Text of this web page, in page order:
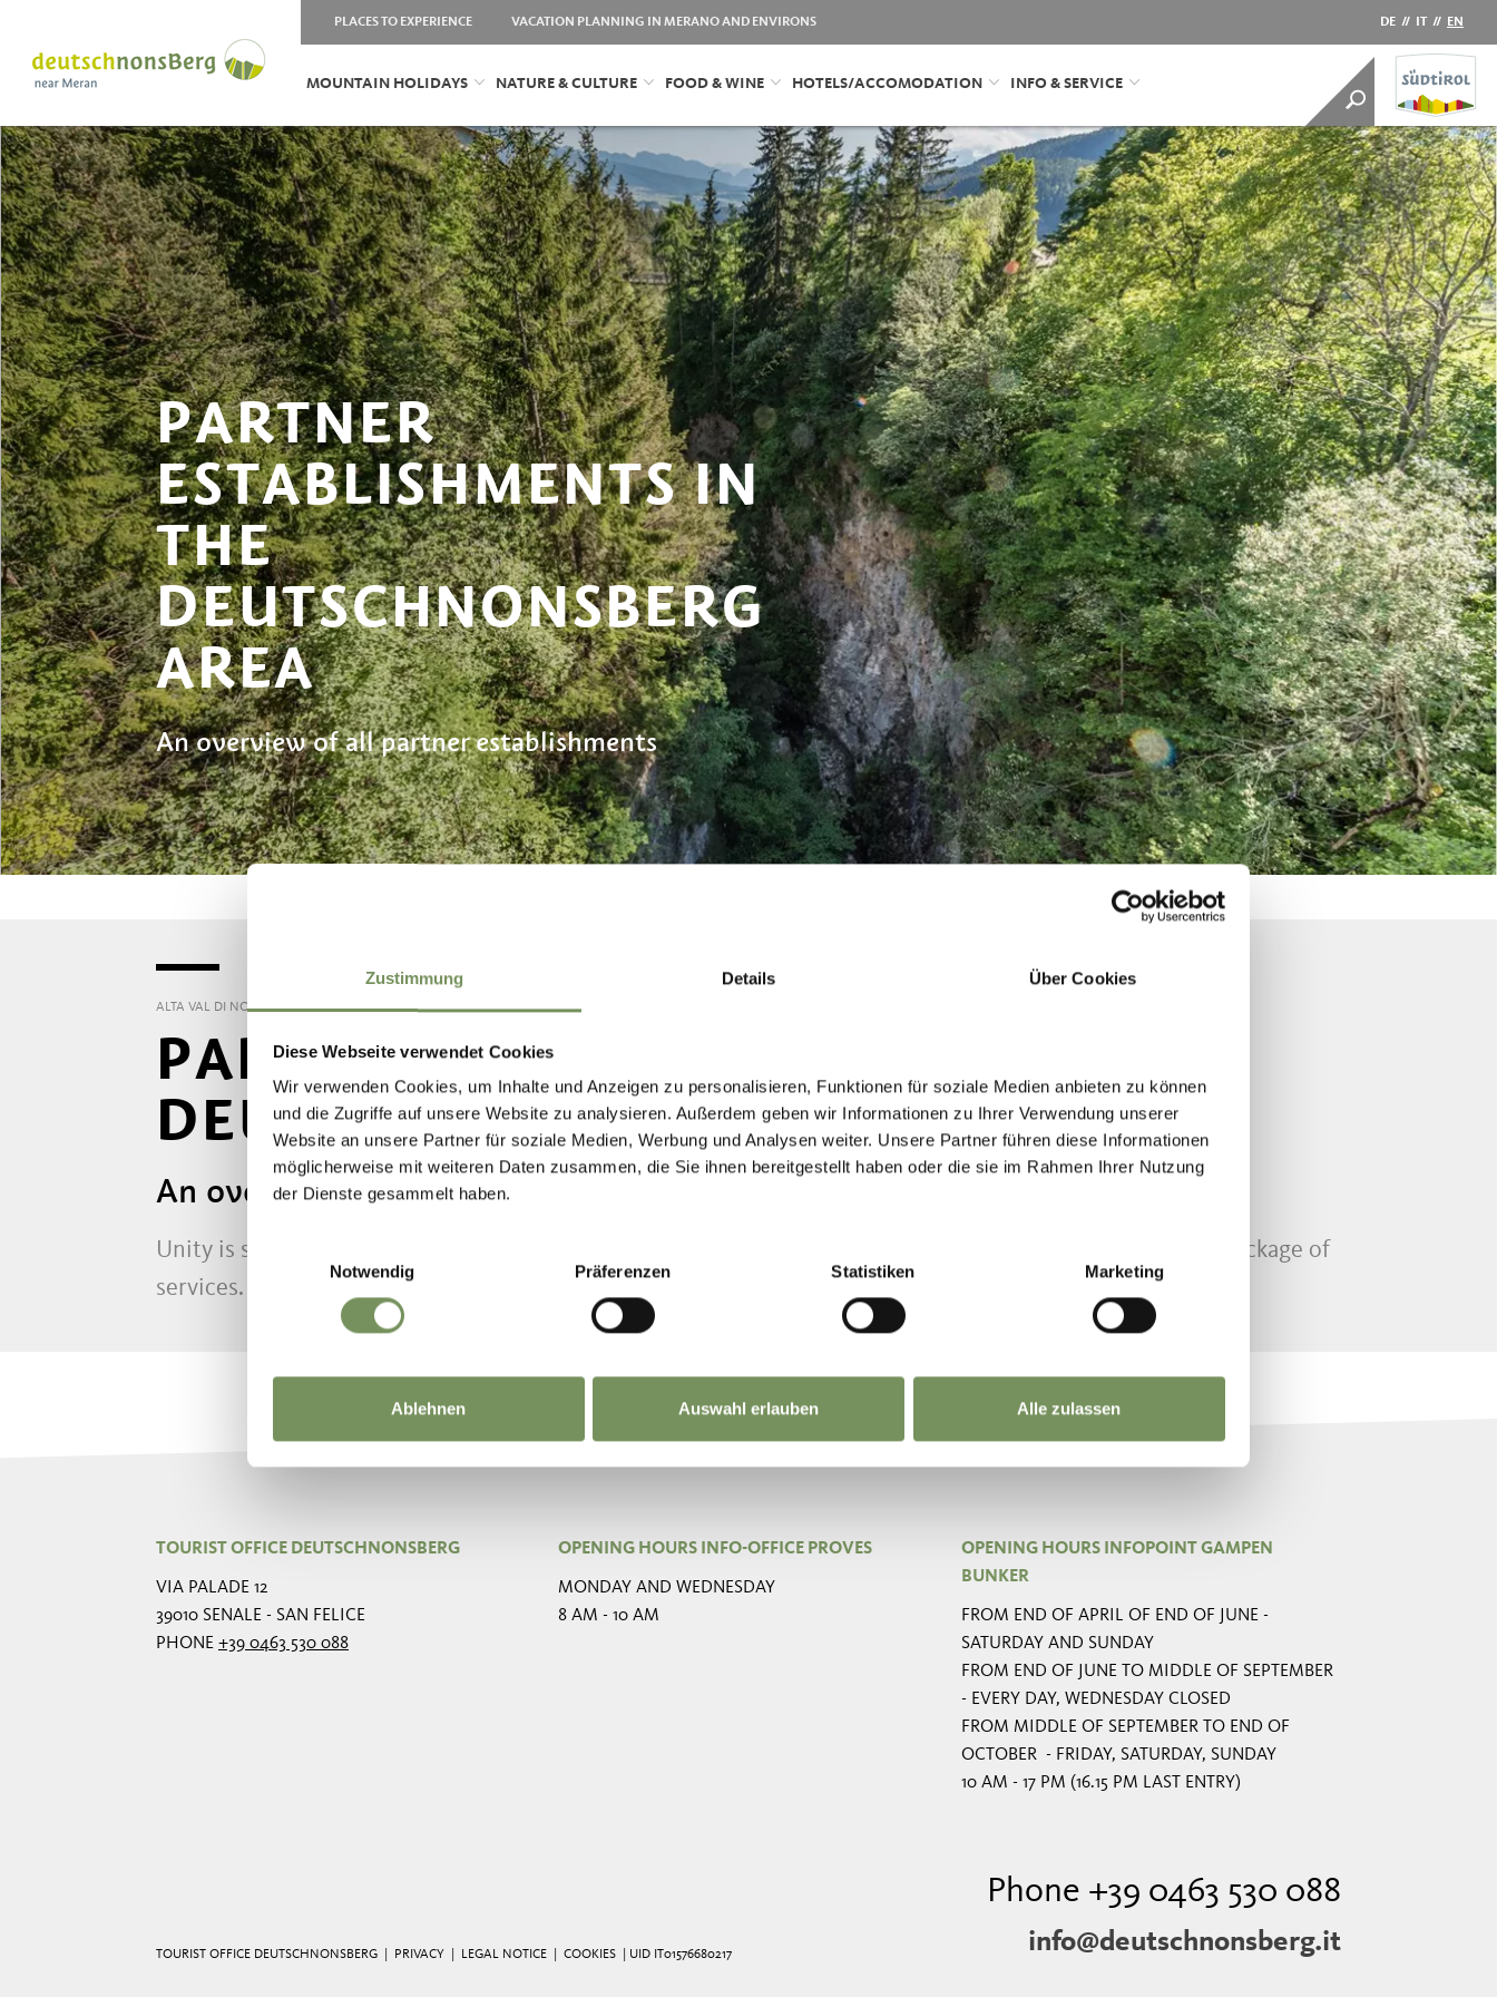
Zustimmung Details Über Cookies
Diese Webseite verwendet Cookies
Wir verwenden Cookies, um Inhalte und Anzeigen zu personalisieren, Funktionen für soziale Medien anbieten zu können
und die Zugriffe auf unsere Website zu analysieren. Außerdem geben wir Informationen zu Ihrer Verwendung unserer
Website an unsere Partner für soziale Medien, Werbung und Analysen weiter. Unsere Partner führen diese Informationen
möglicherweise mit weiteren Daten zusammen, die Sie ihnen bereitgestellt haben oder die sie im Rahmen Ihrer Nutzung
der Dienste gesammelt haben.
Einwilligungsauswahl
Notwendig
Präferenzen Statistiken Marketing
Ablehnen Auswahl erlauben Alle zulassen
PLACES TO EXPERIENCE VACATION PLANNING IN MERANO AND ENVIRONS DE // IT // EN
MOUNTAIN HOLIDAYS NATURE & CULTURE FOOD & WINE HOTELS/ACCOMODATION INFO & SERVICE
PARTNER
ESTABLISHMENTS IN
THE
DEUTSCHNONSBERG
AREA
An overview of all partner establishments
ALTA VAL DI NON INFO & SERVICE SERVICE PARTNER
PARTNER ESTABLISHMENTS IN THE
DEUTSCHNONSBERG AREA
An overview of all partner establishments
Unity is strength, especially when a group of solid holiday establishments combine to offer an attractive package of
services. Affiliated South Tyrolean business partners and establishments are listed on this page.
TOURIST OFFICE DEUTSCHNONSBERG
VIA PALADE 12
39010 SENALE - SAN FELICE
PHONE +39 0463 530 088
OPENING HOURS INFO-OFFICE PROVES
MONDAY AND WEDNESDAY
8 AM - 10 AM
OPENING HOURS INFOPOINT GAMPEN
BUNKER
FROM END OF APRIL OF END OF JUNE -
SATURDAY AND SUNDAY
FROM END OF JUNE TO MIDDLE OF SEPTEMBER
- EVERY DAY, WEDNESDAY CLOSED
FROM MIDDLE OF SEPTEMBER TO END OF
OCTOBER - FRIDAY, SATURDAY, SUNDAY
10 AM - 17 PM (16.15 PM LAST ENTRY)
Phone +39 0463 530 088
info@deutschnonsberg.it
TOURIST OFFICE DEUTSCHNONSBERG | PRIVACY LEGAL NOTICE COOKIES | UID IT01576680217